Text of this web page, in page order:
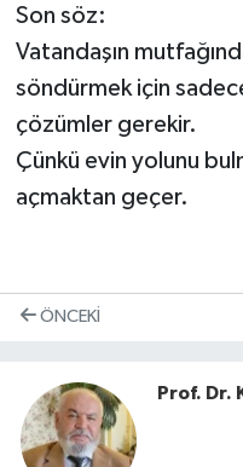
Son söz:
Vatandaşın
söndürmek için
çözümler gerekir.
Çünkü evin yolunu
açmaktan geçer.
ÖNCEKI
Prof. Dr.